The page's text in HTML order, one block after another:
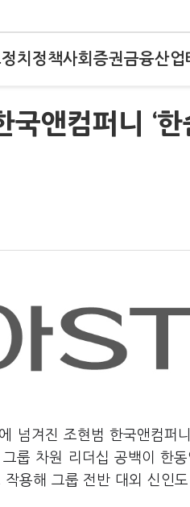
정치 정책사회 증권금융산업
앤컴퍼니 ‘한
넘겨진 조현범 한국앤컴퍼
룹 차원 리더십 공백이 한
작용해 그룹 전반 대외 신인